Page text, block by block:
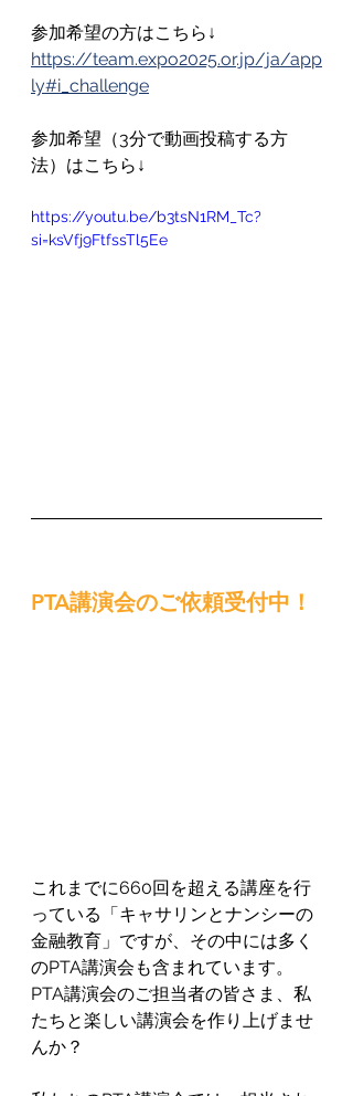
参加希望の方はこちら↓
https://team.expo2025.or.jp/ja/app
ly#i_challenge
参加希望（3分で動画投稿する方
法）はこちら↓
https://youtu.be/b3tsN1RM_Tc?
si=ksVfj9FtfssTl5Ee
PTA講演会のご依頼受付中！
これまでに660回を超える講座を行
っている「キャサリンとナンシーの
金融教育」ですが、その中には多く
のPTA講演会も含まれています。
PTA講演会のご担当者の皆さま、私
たちと楽しい講演会を作り上げませ
んか？